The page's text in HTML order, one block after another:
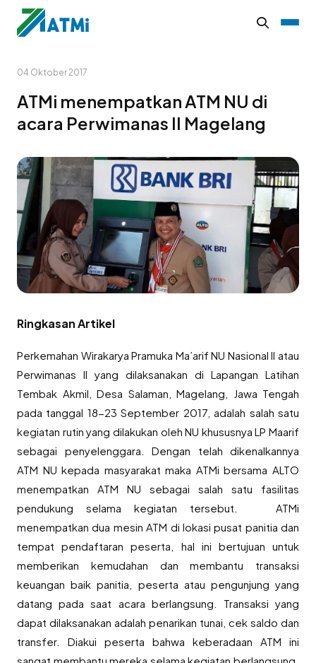
04 Oktober 2017
ATMi menempatkan ATM NU di
acara Perwimanas II Magelang
Ringkasan Artikel
Perkemahan Wirakarya Pramuka Ma’arif NU Nasional II atau
Perwimanas II yang dilaksanakan di Lapangan Latihan
Tembak Akmil, Desa Salaman, Magelang, Jawa Tengah
pada tanggal 18-23 September 2017, adalah salah satu
kegiatan rutin yang dilakukan oleh NU khususnya LP Maarif
sebagai penyelenggara. Dengan telah dikenalkannya
ATM NU kepada masyarakat maka ATMi bersama ALTO
menempatkan ATM NU sebagai salah satu fasilitas
pendukung selama kegiatan tersebut. ATMi
menempatkan dua mesin ATM di lokasi pusat panitia dan
tempat pendaftaran peserta, hal ini bertujuan untuk
memberikan kemudahan dan membantu transaksi
keuangan baik panitia, peserta atau pengunjung yang
datang pada saat acara berlangsung. Transaksi yang
dapat dilaksanakan adalah penarikan tunai, cek saldo dan
transfer. Diakui peserta bahwa keberadaan ATM ini